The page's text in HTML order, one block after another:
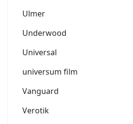
Ulmer
Underwood
Universal
universum film
Vanguard
Verotik